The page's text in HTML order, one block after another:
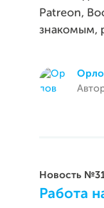
Patreon,
знакомым,
Новость
Работа